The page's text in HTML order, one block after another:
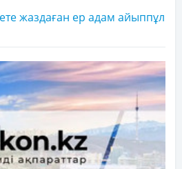
жаздаған ер адам айыппұл